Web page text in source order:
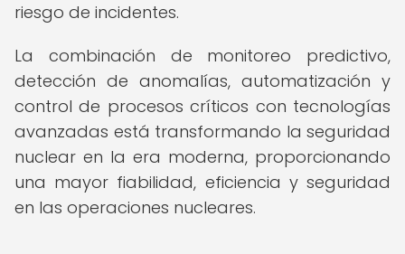
riesgo de incidentes.
La combinación de monitoreo predictivo,
detección de anomalías, automatización y
control de procesos críticos con tecnologías
avanzadas está transformando la seguridad
nuclear en la era moderna, proporcionando
una mayor fiabilidad, eficiencia y seguridad
en las operaciones nucleares.